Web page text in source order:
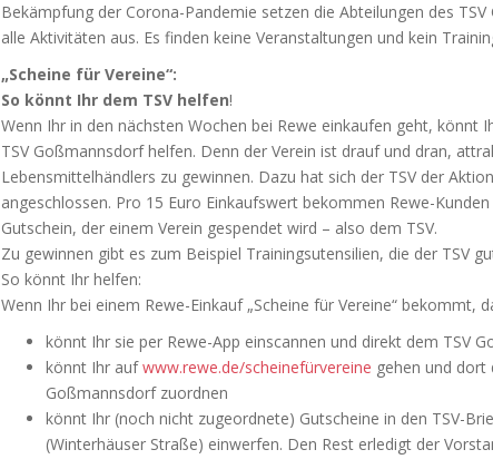
Bekämpfung der Corona-Pandemie setzen die Abteilungen des
alle Aktivitäten aus. Es finden keine Veranstaltungen und kein
„Scheine für Vereine“:
So könnt Ihr dem TSV helfen!
Wenn Ihr in den nächsten Wochen bei Rewe einkaufen geht, könnt
TSV Goßmannsdorf helfen. Denn der Verein ist drauf und dran,
Lebensmittelhändlers zu gewinnen. Dazu hat sich der TSV der
angeschlossen. Pro 15 Euro Einkaufswert bekommen Rewe-
Gutschein, der einem Verein gespendet wird – also dem TSV.
Zu gewinnen gibt es zum Beispiel Trainingsutensilien, die der TSV
So könnt Ihr helfen:
Wenn Ihr bei einem Rewe-Einkauf „Scheine für Vereine“ bekommt,
könnt Ihr sie per Rewe-App einscannen und direkt dem TSV
könnt Ihr aufwww.rewe.de/scheinefürvereine gehen und dort
Goßmannsdorf zuordnen
könnt Ihr (noch nicht zugeordnete) Gutscheine in den TSV-
(Winterhäuser Straße) einwerfen. Den Rest erledigt der